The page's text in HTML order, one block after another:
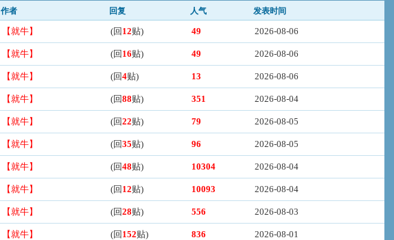
作者 回复 人气 发表时间
【就牛】 (回 12贴) 49 2026-08-06
【就牛】 (回 16贴) 49 2026-08-06
【就牛】 (回4贴) 13 2026-08-06
【就牛】 (回88贴) 351 2026-08-04
【就牛】 (回22贴) 79 2026-08-05
【就牛】 (回35贴) 96 2026-08-05
【就牛】 (回48贴) 10304 2026-08-04
【就牛】 (回 12贴) 10093 2026-08-04
【就牛】 (回28贴) 556 2026-08-03
【就牛】 (回 152贴) 836 2026-08-01